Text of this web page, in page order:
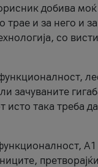
добива
и за него и
со
зачуваните
исто така треба